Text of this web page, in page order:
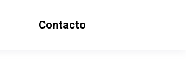
Contacto